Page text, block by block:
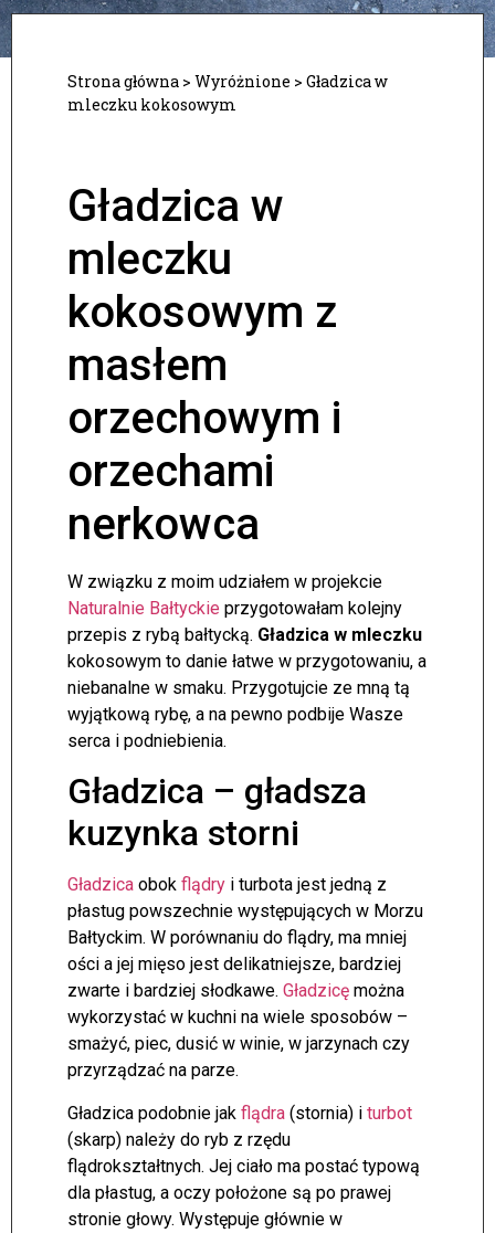
Strona główna > Wyróżnione > Gładzica w
mleczku kokosowym
Gładzica w
mleczku
kokosowym z
masłem
orzechowym i
orzechami
nerkowca
W związku z moim udziałem w projekcie
Naturalnie Bałtyckie przygotowałam kolejny
przepis z rybą bałtycką. Gładzica w mleczku
kokosowym to danie łatwe w przygotowaniu, a
niebanalne w smaku. Przygotujcie ze mną tą
wyjątkową rybę, a na pewno podbije Wasze
serca i podniebienia.
Gładzica – gładsza
kuzynka storni
Gładzica obok flądry i turbota jest jedną z
płastug powszechnie występujących w Morzu
Bałtyckim. W porównaniu do flądry, ma mniej
ości a jej mięso jest delikatniejsze, bardziej
zwarte i bardziej słodkawe. Gładzicę można
wykorzystać w kuchni na wiele sposobów –
smażyć, piec, dusić w winie, w jarzynach czy
przyrządzać na parze.
Gładzica podobnie jak flądra (stornia) i turbot
(skarp) należy do ryb z rzędu
flądrokształtnych. Jej ciało ma postać typową
dla płastug, a oczy położone są po prawej
stronie głowy. Występuje głównie w